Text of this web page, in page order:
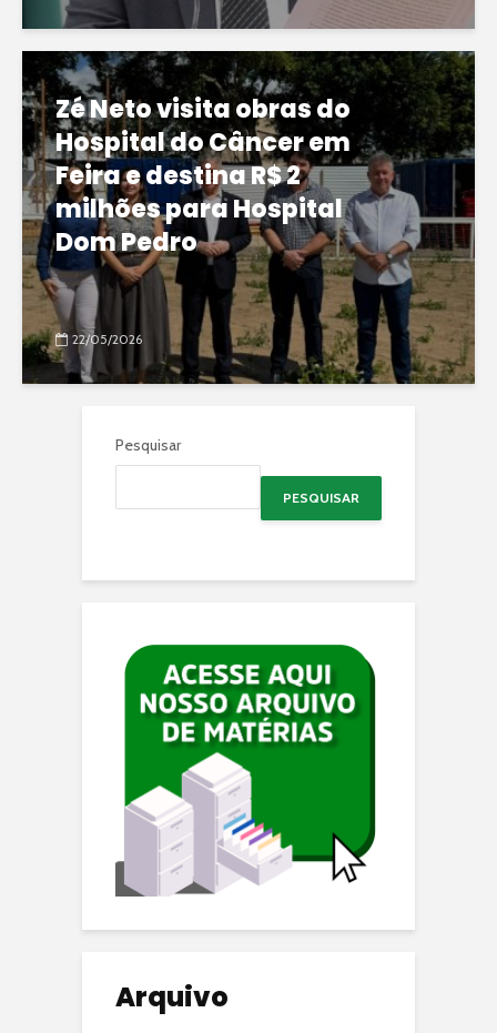
Zé Neto visita obras do
Hospital do Câncer em
Feira e destina R$ 2
milhões para Hospital
Dom Pedro
22/05/2026
Pesquisar
PESQUISAR
Arquivo